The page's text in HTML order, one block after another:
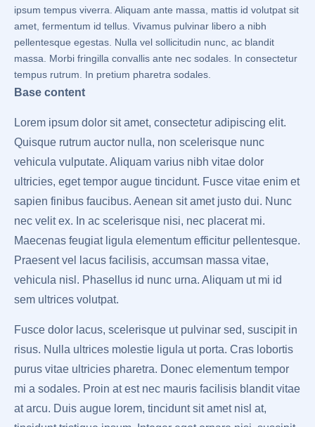
ipsum tempus viverra. Aliquam ante massa, mattis id volutpat sit
amet, fermentum id tellus. Vivamus pulvinar libero a nibh
pellentesque egestas. Nulla vel sollicitudin nunc, ac blandit
massa. Morbi fringilla convallis ante nec sodales. In consectetur
tempus rutrum. In pretium pharetra sodales.
Base content
Lorem ipsum dolor sit amet, consectetur adipiscing elit.
Quisque rutrum auctor nulla, non scelerisque nunc
vehicula vulputate. Aliquam varius nibh vitae dolor
ultricies, eget tempor augue tincidunt. Fusce vitae enim et
sapien finibus faucibus. Aenean sit amet justo dui. Nunc
nec velit ex. In ac scelerisque nisi, nec placerat mi.
Maecenas feugiat ligula elementum efficitur pellentesque.
Praesent vel lacus facilisis, accumsan massa vitae,
vehicula nisl. Phasellus id nunc urna. Aliquam ut mi id
sem ultrices volutpat.
Fusce dolor lacus, scelerisque ut pulvinar sed, suscipit in
risus. Nulla ultrices molestie ligula ut porta. Cras lobortis
purus vitae ultricies pharetra. Donec elementum tempor
mi a sodales. Proin at est nec mauris facilisis blandit vitae
at arcu. Duis augue lorem, tincidunt sit amet nisl at,